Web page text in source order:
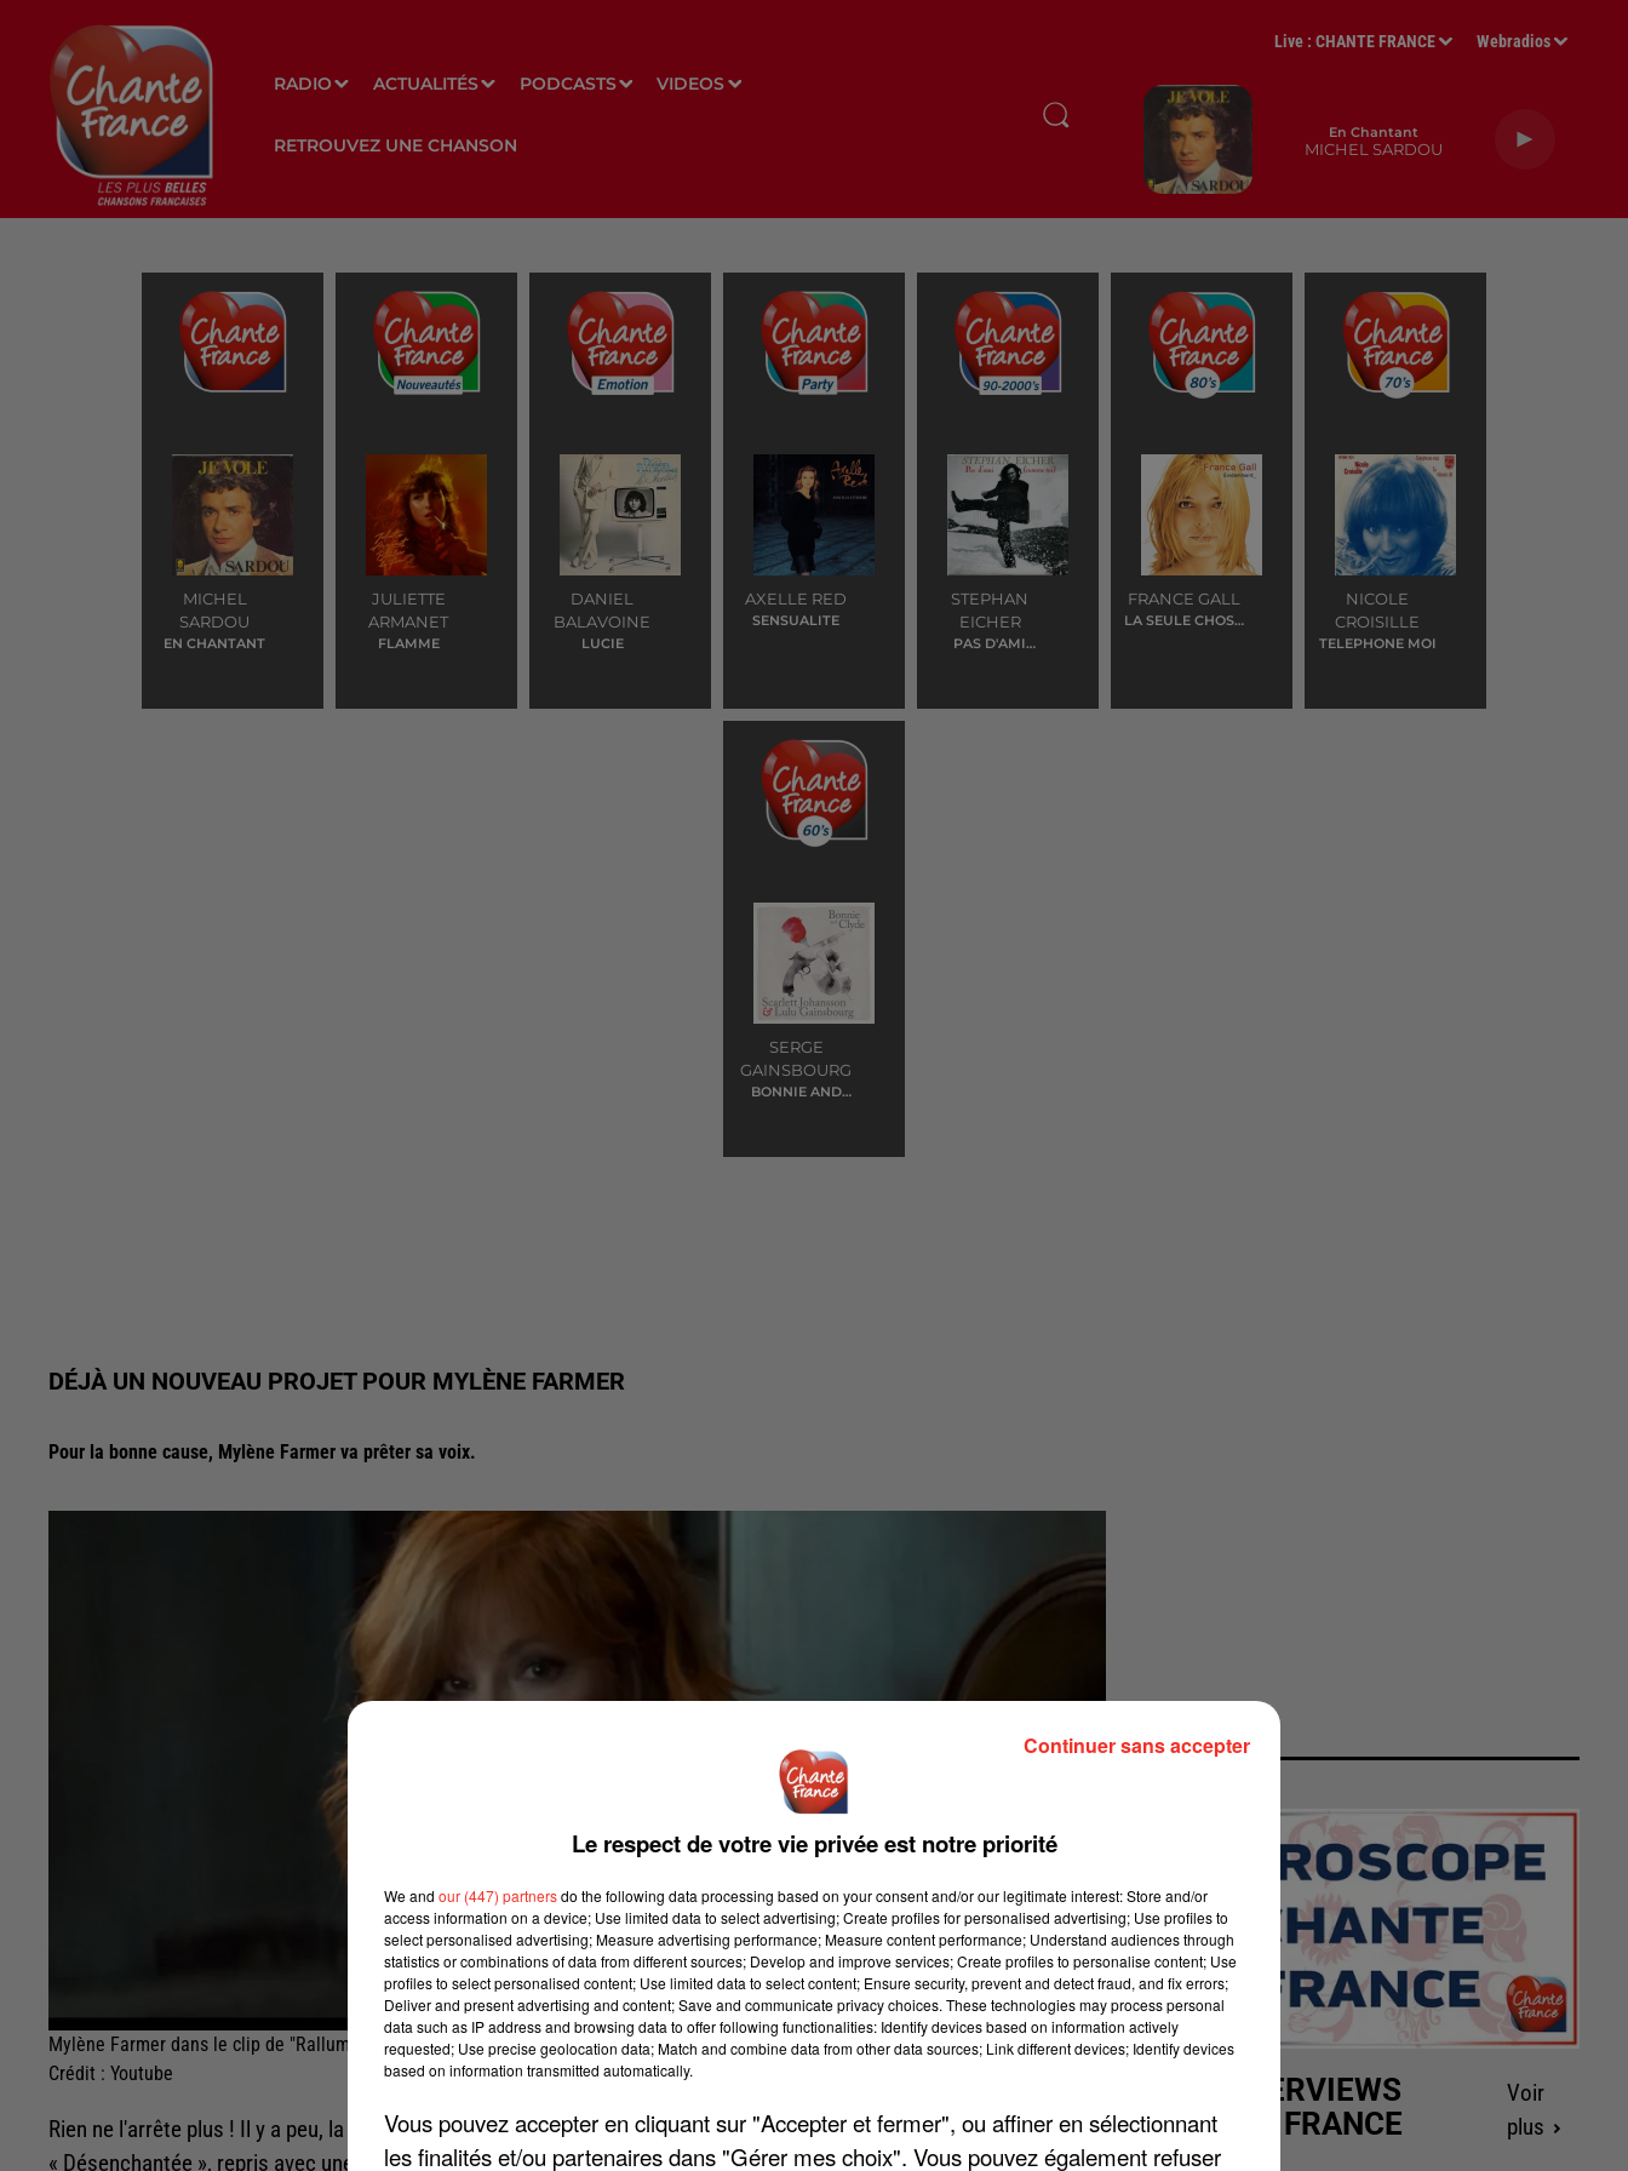
RADIO ACTUALITÉS PODCASTS VIDEOS
RETROUVEZ UNE CHANSON
Live :CHANTE FRANCE Webradios
En Chantant
MICHEL SARDOU
MICHEL
SARDOU
EN CHANTANT
JULIETTE
ARMANET
FLAMME
DANIEL
BALAVOINE
LUCIE
AXELLE RED
SENSUALITE
STEPHAN
EICHER
PAS D'AMI
FRANCE GALL
LA SEULE CHOSE
NICOLE
CROISILLE
TELEPHONE MOI
SERGE
GAINSBOURG
BONNIE AND
DÉJÀ UN NOUVEAU PROJET POUR MYLÈNE FARMER
Pour la bonne cause, Mylène Farmer va prêter sa voix.
Mylène Farmer dans le clip de "Rallumer les étoiles"
Crédit : Youtube
Rien ne l'arrête plus ! Il y a peu, la chanteuse faisait plaisir à ses fans avec une reprise de l'énorme tube
« Désenchantée », repris avec une mélodie électro avec la participation du DJ Feder. À présent, la chanteuse s'oriente
LES INTERVIEWS
CHANTE FRANCE
Voir
plus
Le respect de votre vie privée est notre priorité
We and our (447) partnersdo the following data processing based on your consent and/or our legitimate interest: Store and/or
access information on a device; Use limited data to select advertising; Create profiles for personalised advertising; Use profiles to
select personalised advertising; Measure advertising performance; Measure content performance; Understand audiences through
statistics or combinations of data from different sources; Develop and improve services; Create profiles to personalise content; Use
profiles to select personalised content; Use limited data to select content; Ensure security, prevent and detect fraud, and fix errors;
Deliver and present advertising and content; Save and communicate privacy choices. These technologies may process personal
data such as IP address and browsing data to offer following functionalities: Identify devices based on information actively
requested; Use precise geolocation data; Match and combine data from other data sources; Link different devices; Identify devices
based on information transmitted automatically.
Vous pouvez accepter en cliquant sur "Accepter et fermer", ou affiner en sélectionnant
les finalités et/ou partenaires dans "Gérer mes choix". Vous pouvez également refuser
Continuer sans accepter